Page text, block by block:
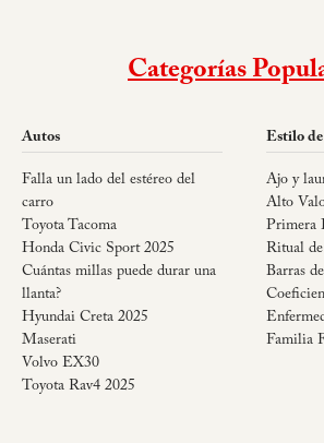
Categorías
Autos
Falla un lado del estéreo del
carro
Toyota Tacoma
Honda Civic Sport 2025
Cuántas millas puede durar una
llanta?
Hyundai Creta 2025
Maserati
Volvo EX30
Toyota Rav4 2025
Estilo
Ajo y
Alto
Primera
Ritual de
Barras
Familia